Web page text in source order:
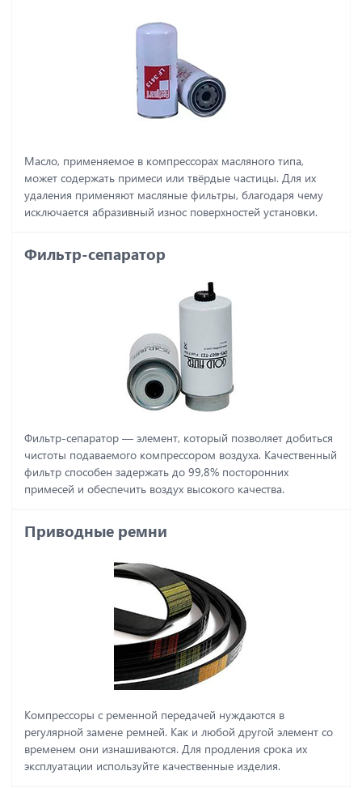
Масло, применяемое в компрессорах масляного типа,
может содержать примеси или твёрдые частицы. Для их
удаления применяют масляные фильтры, благодаря чему
исключается абразивный износ поверхностей установки.
Фильтр-сепаратор
Фильтр-сепаратор ― элемент, который позволяет добиться
чистоты подаваемого компрессором воздуха. Качественный
фильтр способен задержать до 99,8% посторонних
примесей и обеспечить воздух высокого качества.
Приводные ремни
Компрессоры с ременной передачей нуждаются в
регулярной замене ремней. Как и любой другой элемент со
временем они изнашиваются. Для продления срока их
эксплуатации используйте качественные изделия.